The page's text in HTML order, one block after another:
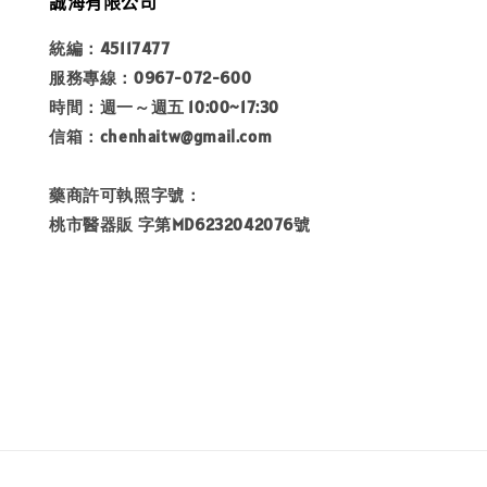
統編：45117477
服務專線：0967-072-600
時間：週一～週五 10:00~17:30
信箱：chenhaitw@gmail.com
藥商許可執照字號：
桃市醫器販 字第MD6232042076號